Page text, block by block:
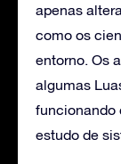
apenas
como os
entorno. Os
algumas
funcionando
estudo de